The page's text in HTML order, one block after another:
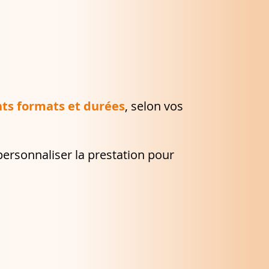
formats et durées, selon vos
la prestation pour